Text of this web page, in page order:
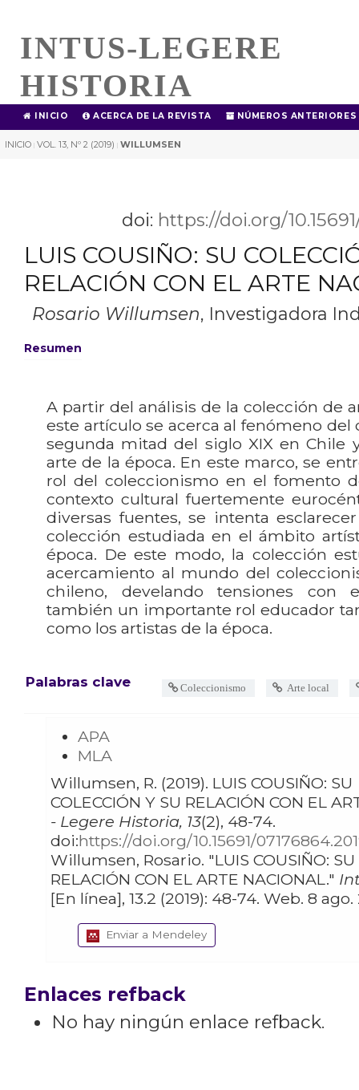
INTUS-LEGERE
HISTORIA
INICIO ACERCA DE LA REVISTA NÚMEROS ANTERIORES
INICIO | VOL. 13, Nº 2 (2019) | WILLUMSEN
doi: https://doi.org/
LUIS COUSIÑO: SU
RELACIÓN CON EL ARTE
Rosario Willumsen, Investigadora
Resumen
A partir del análisis de la colección de
este artículo se acerca al fenómeno
segunda mitad del siglo XIX en Chile
arte de la época. En este marco, se
rol del coleccionismo en el fomento
contexto cultural fuertemente
diversas fuentes, se intenta
colección estudiada en el ámbito
época. De este modo, la colección
acercamiento al mundo del
chileno, develando tensiones con
también un importante rol educador
como los artistas de la época.
Palabras clave Coleccionismo Arte local
APA
MLA
Willumsen, R. (2019). LUIS COUSIÑO: SU
COLECCIÓN Y SU RELACIÓN CON EL
- Legere Historia, 13(2), 48-74.
doi:https://doi.org/10.15691/
Willumsen, Rosario. "LUIS COUSIÑO: SU COLECCIÓN Y SU
RELACIÓN CON EL ARTE NACIONAL."
[En línea], 13.2 (2019):
Enviar a Mendeley
Enlaces refback
No hay ningún enlace refback.